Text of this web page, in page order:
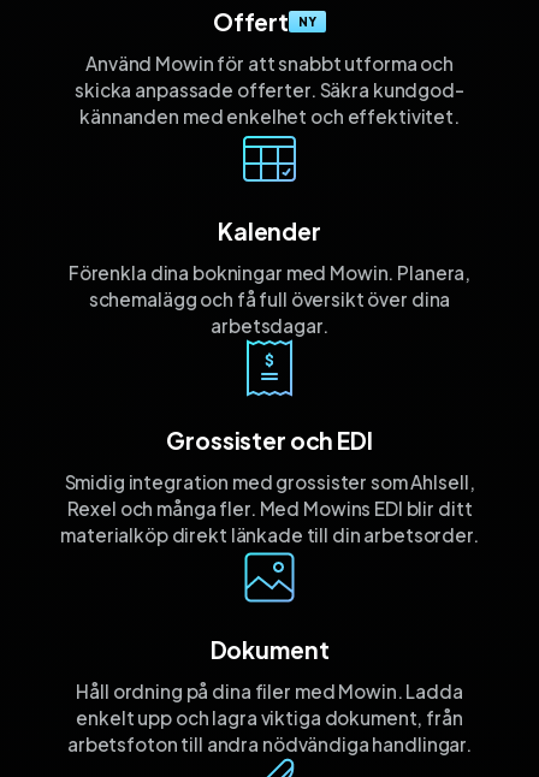
Offert NY
Använd Mowin för att snabbt utforma och
skicka anpassade offerter. Säkra kund­god­
kännanden med enkelhet och effektivitet.
Kalender
Förenkla dina bokningar med Mowin. Planera,
schemalägg och få full översikt över dina
arbetsdagar.
Grossister och EDI
Smidig integration med grossister som Ahlsell,
Rexel och många fler. Med Mowins EDI blir ditt
materialköp direkt länkade till din arbetsorder.
Dokument
Håll ordning på dina filer med Mowin. Ladda
enkelt upp och lagra viktiga dokument, från
arbetsfoton till andra nödvändiga handlingar.